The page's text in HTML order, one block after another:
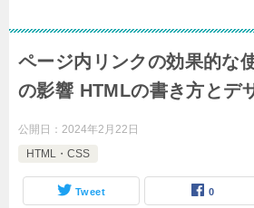
ページ内リンクの効果的な
の影響 HTMLの書き方とデ
公開日： 2024年2月22日
HTML・CSS
Tweet 0